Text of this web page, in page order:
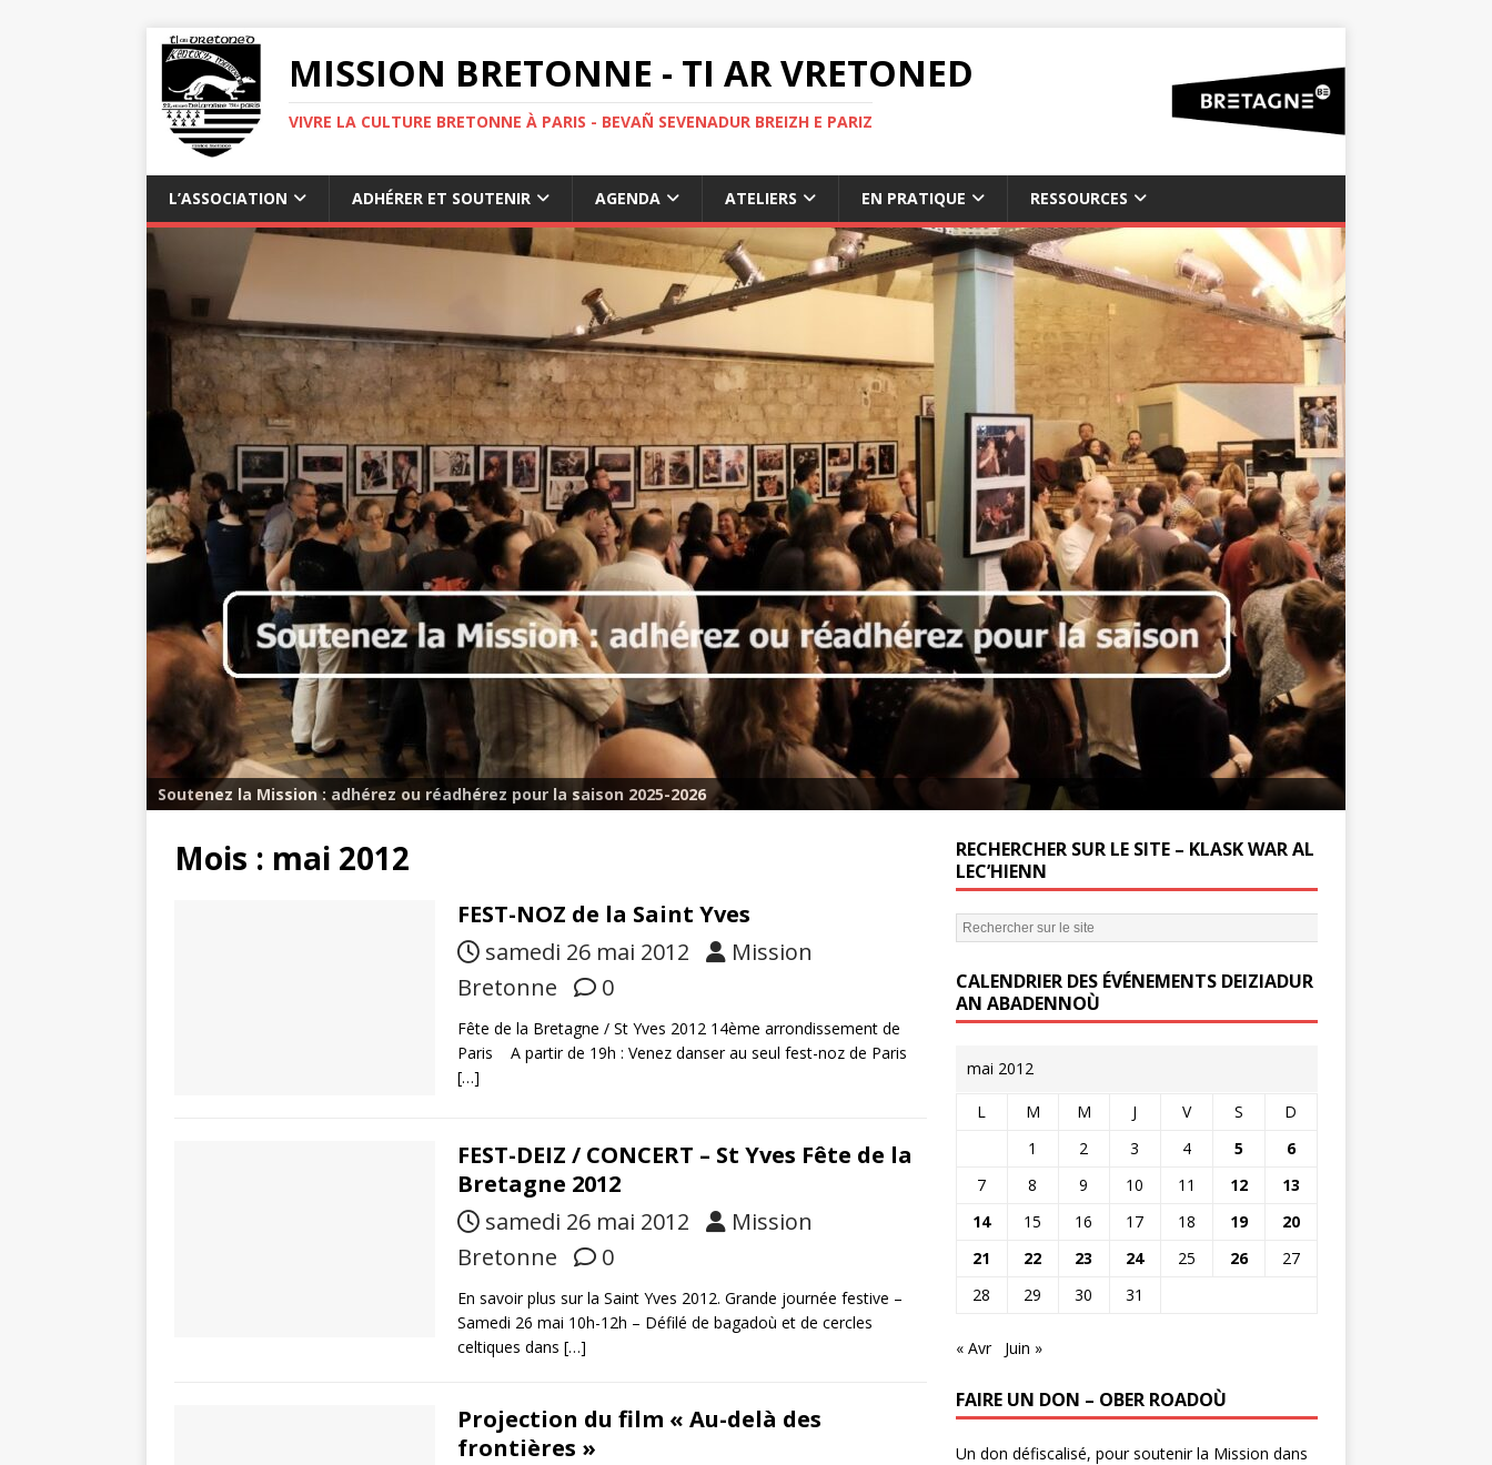
MISSION BRETONNE - TI AR VRETONED
VIVRE LA CULTURE BRETONNE À PARIS - BEVAÑ SEVENADUR BREIZH E PARIZ
L’ASSOCIATION ADHÉRER ET SOUTENIR AGENDA ATELIERS EN PRATIQUE RESSOURCES
Soutenez la Mission : adhérez ou réadhérez pour la saison 2025-2026
Mois : mai 2012
FEST-NOZ de la Saint Yves
samedi 26 mai 2012
Mission
Bretonne
0
Fête de la Bretagne / St Yves 2012 14ème arrondissement de
Paris A partir de 19h : Venez danser au seul fest-noz de Paris
[…]
FEST-DEIZ / CONCERT – St Yves Fête de la
Bretagne 2012
samedi 26 mai 2012
Mission
Bretonne
0
En savoir plus sur la Saint Yves 2012. Grande journée festive –
Samedi 26 mai 10h-12h – Défilé de bagadoù et de cercles
celtiques dans […]
Projection du film « Au-delà des
frontières »
RECHERCHER SUR LE SITE – KLASK WAR AL
LEC’HIENN
CALENDRIER DES ÉVÉNEMENTS DEIZIADUR
AN ABADENNOÙ
mai 2012
L M M J V S
D
1
2 3 4 5
6
7
8 9 10 11 12
13
14
15 16 17 18 19
20
21
22 23 24 25 26
27
28
29 30 31
« Avr Juin »
FAIRE UN DON – OBER ROADOÙ
Un don défiscalisé, pour soutenir la Mission dans